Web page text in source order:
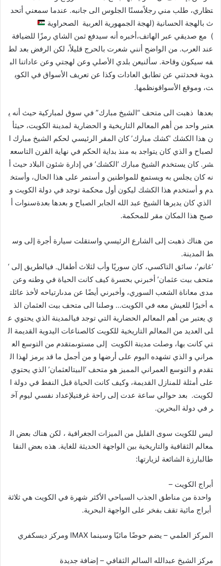
تظاري، طلب مني رجلاًمسنًا الجلوس الى جانبه. عندما سمعني أتحد
ث بالهجة الحسانية (لهجة الجمهورية العربية الصحراوية
) مع صديقي عبر الهاتف،أخبره أنه سيدفع ثمن الشاي رمزًا للضيافة
عند العرب. من الواضح أنني شعرت بالحرج قليلاً، لكن الرفض بعد لط
فه سيكون وقاحة. سألنيعن بلدي الأصلي وعن لهجتي وعن عاداتنا الب
دوية فحدثني عن تطابق العادات وكذا عن تعريف الأسواق في الكوي
ت، وموقع الأسواقونظمها.
بعدها ذهبت الى متحف “الشيخ مبارك” في سوق لمباركية حيث أنه ي
عتبر واحد من أهم المعالم التاريخية و الحضارية لمدينة الكويت، حيثأ
ن هذا الكشك ‘كشك مبارك’ كان المقر الرئيسي لحكم الشيخ مبارك ا
لصباح و الذي كان يتواجد به منذ بداية الحكم في نهاية القرن التاسعع
شر. كان يستخدم الشيخ مبارك ‘الكشك’ في إدارة شئون البلاد حيث أ
نه كان يجلس به ويستمع للمواطنين و أستمر على هذا الحال، وأستخ
دم و أستخدم هذا الكشك ليكون أول محكمة توجد في دولة الكويت و
الذي كان يديرها الشيخ عبد الله الجابر الصباح و بعدها بعدةسنوات أ
صبح هذا المكان مقر للمحكمة.
من هناك ذهبت إلى الشارع الرئيسي واستقلت سيارة أجرة إلى وس
ط المدينة.
‘غانم’، سائق التاكسي، كان سوريًا وأب لثلاث أطفال. فيالطريق إلى ‘
متحف بيت عثمان’ أخبرني بحسرة كيف كانت الحياة في وطنه وعن
مدى معاناة الشعب السوري، وأخبرني أيضًا عن مدىارتياحه لأخذ عائلت
ه أخيرًا للعيش معه في الكويت… وصلنا الى متحف بيت العثمان الذ
ي يعتبر من أهم المعالم الحضارية التي توجد فيالمدينة الذي يحتوي ع
لى العديد من المعالم التاريخية للكويت كالصناعات اليدوية القديمة ال
تي كانت بها، وصلت مدينة الكويت إلى مستوىمتقدم من التوسع الع
مراني و الذي تشهده اليوم على أرضها و من أجمل ما قد يرمز لهذا ال
تقدم و التوسع العمراني المميز هو متحف ‘البيتالعثمان’ الذي يحتوي
على أمثلة للمنازل القديمة، وكيف كانت الحياة قبل النفط في دولة ا
لكويت. بعد حوالي ساعة عدت إلى راحة غرفتيلإعداد نفسي ليوم آخ
ر في دولة البحرين.
ليس للكويت سوى القليل من الميزات الجغرافية ، لكن هناك بعض ال
معالم الثقافية والتاريخية بين الواجهة الحديثة للغاية. هذه بعض النقا
طالبارزة الشائعة لزيارتها:
أبراج الكويت –
واحدة من مناطق الجذب السياحي الأكثر شهرة في الكويت هي ثلاثة
أبراج مائية تقف بفخر على الواجهة البحرية.
المركز العلمي – يضم حوضًا مائيًا وسينما IMAX ومركز ديسكفري
مركز الشيخ عبدالله السالم الثقافي – إضافة جديدة